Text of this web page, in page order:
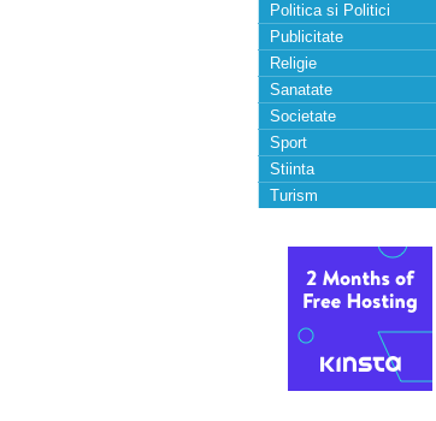
Politica si Politici
Publicitate
Religie
Sanatate
Societate
Sport
Stiinta
Turism